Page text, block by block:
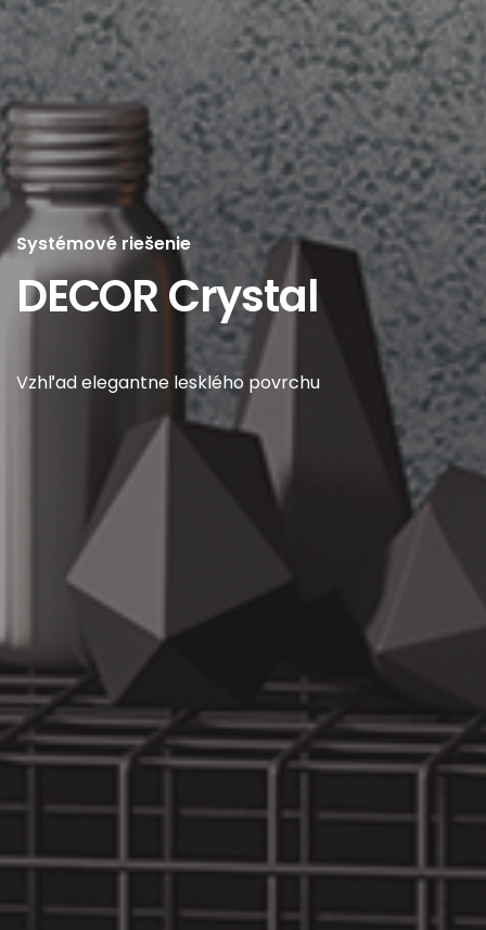
Systémové riešenie
DECOR Crystal
Vzhľad elegantne lesklého povrchu